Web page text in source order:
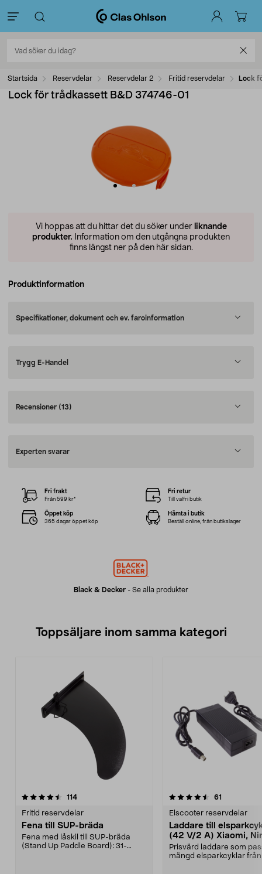
Startsida Reservdelar Reservdelar 2 Fritid reservdelar Lock
Lock för trådkassett B&D 374746-01
Vi hoppas att du hittar det du söker under liknande
produkter. Information om den utgångna produkten
finns längst ner på den här sidan.
Produktinformation
Specifikationer, dokument och ev. faroinformation
Trygg E-Handel
Recensioner (13)
Experten svarar
Black & Decker - Se alla produkter
Fri frakt
Från 599 kr*
Fri retur
Till valfri butik
Öppet köp
365 dagar öppet köp
Hämta i butik
Beställ online, från butikslager
Toppsäljare inom samma kategori
114recensioner
Fritid reservdelar
Fena till SUP-bräda
Fena med låskil till SUP-bräda
(Stand Up Paddle Board): 31-
4.5 av 5 stjärnor 61
Elscooter reservdelar
Laddare till
(42 V/2 A) Xiaomi,
E-Way m.fl.
Prisvärd laddare som
mängd elsparkcyklar från
4.5 av 5 stjärnor